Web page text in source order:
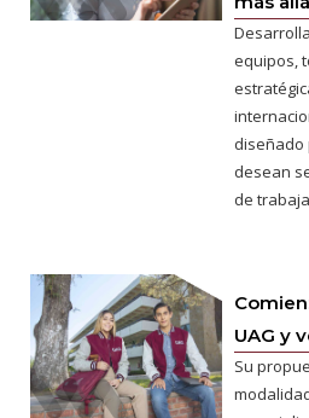
equipos,
desean
de
UAG y
Su